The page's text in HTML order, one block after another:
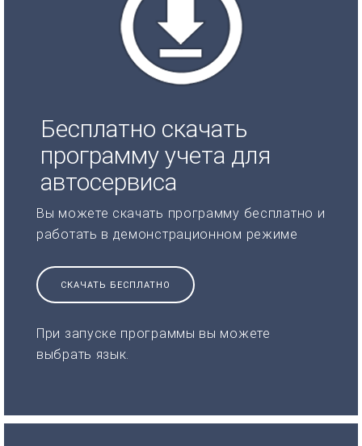
Бесплатно скачать
программу учета для
автосервиса
Вы можете скачать программу бесплатно и
работать в демонстрационном режиме
СКАЧАТЬ БЕСПЛАТНО
При запуске программы вы можете
выбрать язык.